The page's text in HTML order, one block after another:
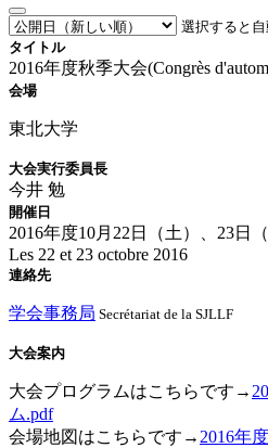
選択すると自
タイトル
2016年度秋季大会(Congrès
会場
東北大学
大会実行委員長
今井 勉
開催日
2016年度10月22日（土）、23日（
Les 22 et 23 octobre 2016
連絡先
学会事務局 Secrétariat de la SJLLF
大会案内
大会プログラムはこちらです→
ム.pdf
会場地図はこちらです→ 2016年